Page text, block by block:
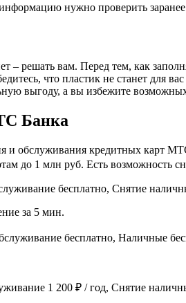
нужно проверить
– решать вам. Перед тем, как
что пластик не станет для
выгоду, а вы избежите
Банка
обслуживания кредитных карт
до 1 млн руб. Есть возможность
бесплатно, Снятие
за 5 мин.
бесплатно, Наличные
1 200 ₽ / год, Снятие